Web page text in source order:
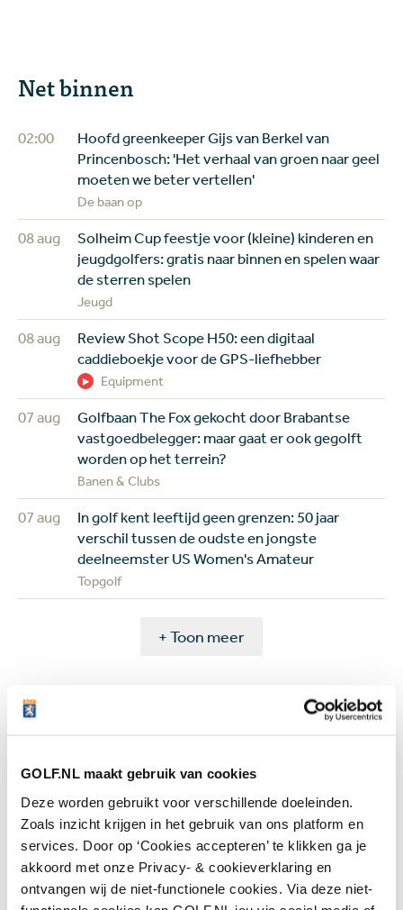
GOLF.NL maakt gebruik van cookies
Deze worden gebruikt voor verschillende doeleinden.
Zoals inzicht krijgen in het gebruik van ons platform en
services. Door op ‘Cookies accepteren’ te klikken ga je
akkoord met onze Privacy- & cookieverklaring en
ontvangen wij de niet-functionele cookies. Via deze niet-
Net binnen
02:00
Hoofd greenkeeper Gijs van Berkel van
Princenbosch: 'Het verhaal van groen naar geel
moeten we beter vertellen'
De baan op
08 aug
Solheim Cup feestje voor (kleine) kinderen en
jeugdgolfers: gratis naar binnen en spelen waar
de sterren spelen
Jeugd
08 aug
Review Shot Scope H50: een digitaal
caddieboekje voor de GPS-liefhebber
Equipment
07 aug
Golfbaan The Fox gekocht door Brabantse
vastgoedbelegger: maar gaat er ook gegolft
worden op het terrein?
Banen & Clubs
07 aug
In golf kent leeftijd geen grenzen: 50 jaar
verschil tussen de oudste en jongste
deelneemster US Women's Amateur
Topgolf
+ Toon meer
Handen andersom: volgens Joost
Luiten echt de makkelijkste
manier om te chippen
4 augustus 2026 Instructie